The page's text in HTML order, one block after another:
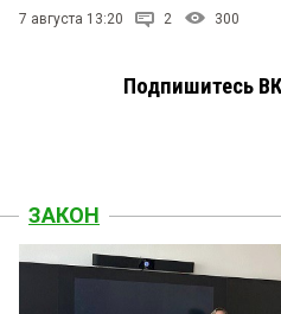
7 августа 13:20 2 300
Подпишитесь
ЗАКОН